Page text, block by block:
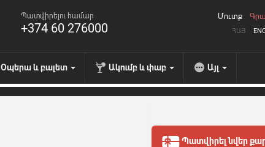
Պատվիրելու համար
+374 60 276000 ՀԱՅ
Մուտք
Օպերա և բալետ Ակումբ և փաբ Այլ
Պատվիրել նվեր